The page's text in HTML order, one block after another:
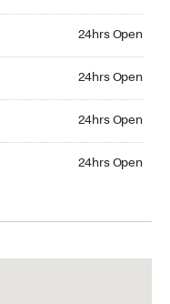
24hrs Open
24hrs Open
24hrs Open
24hrs Open